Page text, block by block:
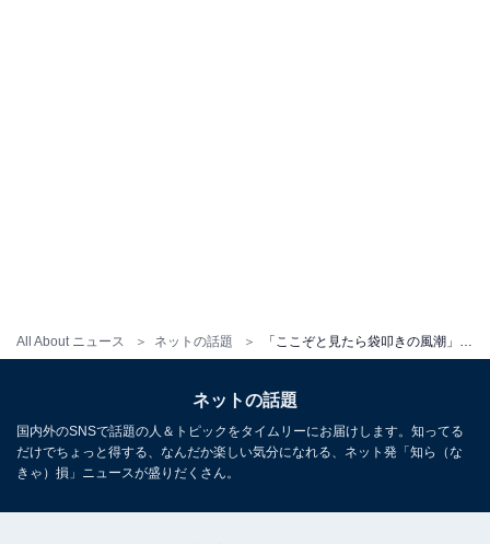
All About ニュース ネットの話題
ネットの話題
国内外のSNSで話題の人＆トピックをタイムリーにお届けします。知ってる
だけでちょっと得する、なんだか楽しい気分になれる、ネット発「知ら（な
きゃ）損」ニュースが盛りだくさん。